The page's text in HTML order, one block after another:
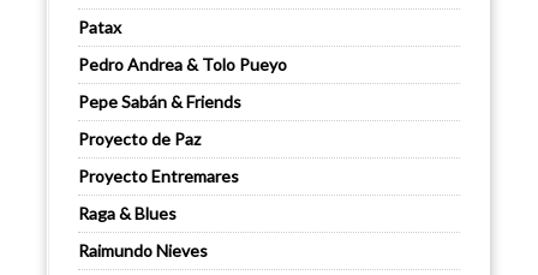
Patax
Pedro Andrea & Tolo Pueyo
Pepe Sabán & Friends
Proyecto de Paz
Proyecto Entremares
Raga & Blues
Raimundo Nieves